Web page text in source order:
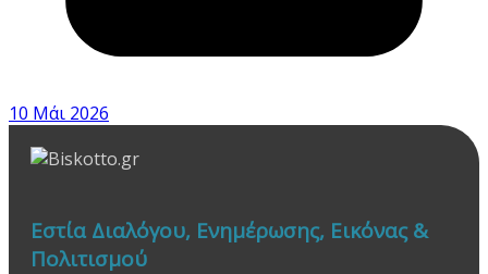
10 Μάι 2026
Εστία Διαλόγου, Ενημέρωσης, Εικόνας &
Πολιτισμού